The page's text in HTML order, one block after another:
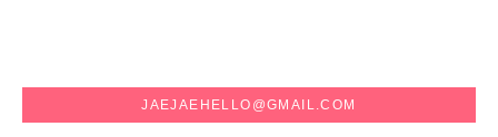
JAEJAEHELLO@GMAIL.COM